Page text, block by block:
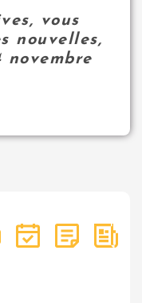
vous
nouvelles,
novembre